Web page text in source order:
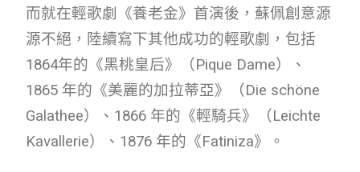
而就在輕歌劇《養老金》首演後，蘇佩創意源
源不絕，陸續寫下其他成功的輕歌劇，包括
1864年的《黑桃皇后》（Pique Dame）、
1865 年的《美麗的加拉蒂亞》（Die schöne
Galathee）、1866 年的《輕騎兵》（Leichte
Kavallerie）、1876 年的《Fatiniza》。